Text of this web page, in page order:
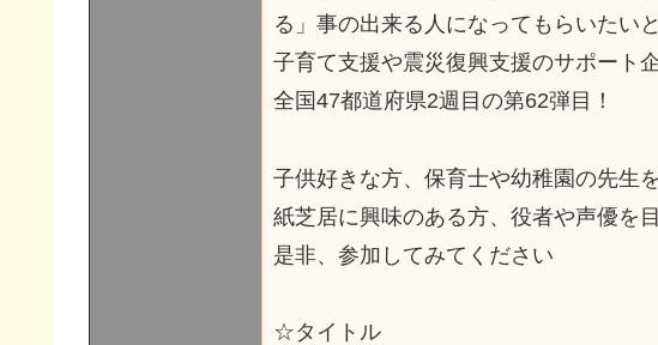
る」事の出来る人になってもらいたい
子育て支援や震災復興支援のサポート
全国47都道府県2週目の第62弾目！
子供好きな方、保育士や幼稚園の先生
紙芝居に興味のある方、役者や声優を
是非、参加してみてください
☆タイトル